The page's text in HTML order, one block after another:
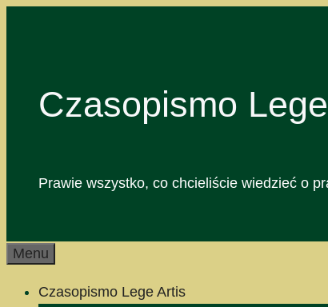
Czasopismo
Prawie wszystko, co chcieliście wiedzieć o
Menu
Czasopismo Lege Artis